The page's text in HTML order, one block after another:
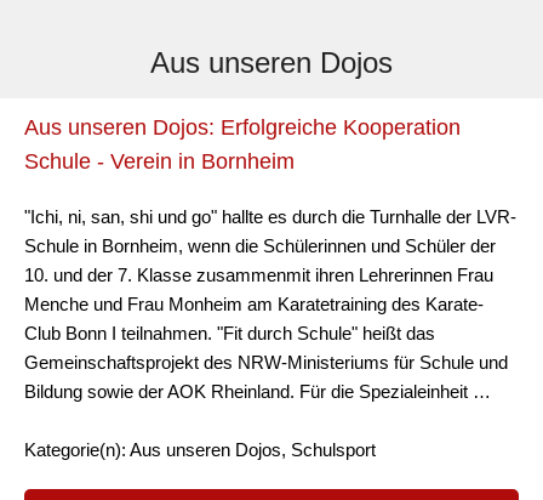
Aus unseren Dojos
Aus unseren Dojos: Erfolgreiche Kooperation
Schule - Verein in Bornheim
"Ichi, ni, san, shi und go" hallte es durch die Turnhalle der LVR-
Schule in Bornheim, wenn die Schülerinnen und Schüler der
10. und der 7. Klasse zusammenmit ihren Lehrerinnen Frau
Menche und Frau Monheim am Karatetraining des Karate-
Club Bonn I teilnahmen. "Fit durch Schule" heißt das
Gemeinschaftsprojekt des NRW-Ministeriums für Schule und
Bildung sowie der AOK Rheinland. Für die Spezialeinheit …
Kategorie(n): Aus unseren Dojos, Schulsport